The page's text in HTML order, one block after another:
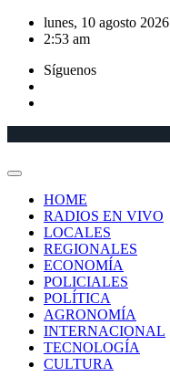
Saltar
lunes, 10 agosto 2026
2:53 am
Síguenos
HOME
RADIOS EN VIVO
LOCALES
REGIONALES
ECONOMÍA
POLICIALES
POLÍTICA
AGRONOMÍA
INTERNACIONAL
TECNOLOGÍA
CULTURA